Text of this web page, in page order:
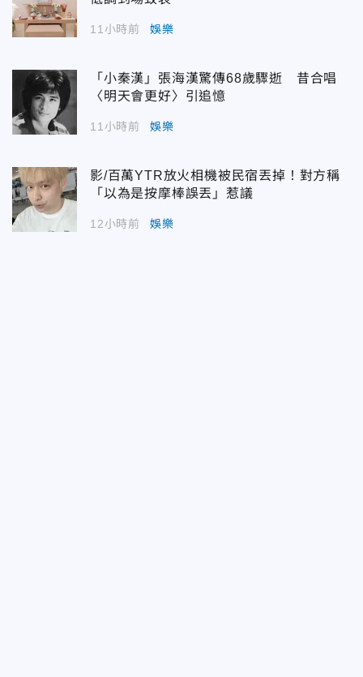
11小時前 娛樂
「小秦漢」張海漢驚傳68歲驟逝 昔合唱
〈明天會更好〉引追憶
11小時前 娛樂
影/百萬YTR放火相機被民宿丟掉！對方稱
「以為是按摩棒誤丟」惹議
12小時前 娛樂